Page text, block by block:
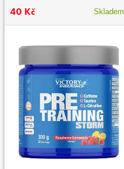
40 Kč Skladem